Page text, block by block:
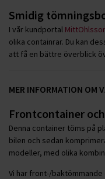
Smidig
I vår kundportal
olika containrar. Du kan
att få en bättre överblick
MER INFORMATION OM
Frontcontainer
Denna container töms på
bilen och sedan
modeller, med olika
Vi har front-/